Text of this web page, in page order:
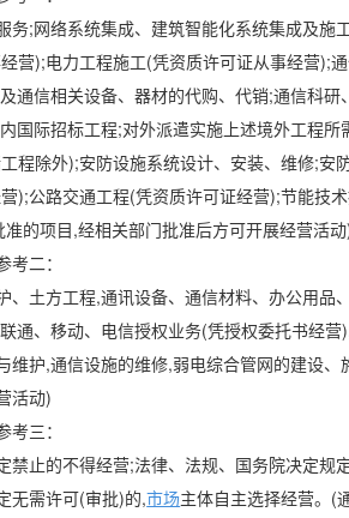
务;网络系统集成、建筑智能化系统集成及
营);电力工程施工(凭资质许可证从事经营);
通信相关设备、器材的代购、代销;通信科
国际招标工程;对外派遣实施上述境外工程
程除外);安防设施系统设计、安装、维修;
);公路交通工程(凭资质许可证经营);节能技
的项目,经相关部门批准后方可开展经营活
考二：
、土方工程,通讯设备、通信材料、办公用
通、移动、电信授权业务(凭授权委托书经
维护,通信设施的维修,弱电综合管网的建设
活动)
考三：
禁止的不得经营;法律、法规、国务院决定
无需许可(审批)的,市场主体自主选择经营。(